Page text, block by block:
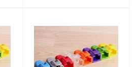
В наличии